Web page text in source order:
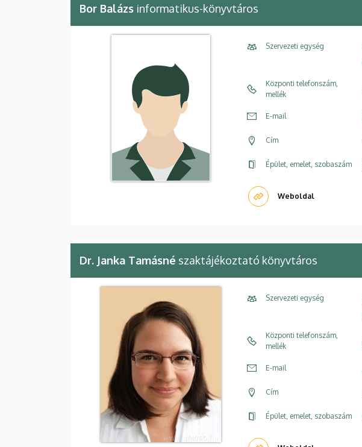
Bor Balázs informatikus-könyvtáros
Szervezeti egység
Központi telefonszám,
mellék
E-mail
Cím
Épület, emelet, szobaszám
Weboldal
Dr. Janka Tamásné szaktájékoztató könyvtáros
Szervezeti egység
Központi telefonszám,
mellék
E-mail
Cím
Épület, emelet, szobaszám